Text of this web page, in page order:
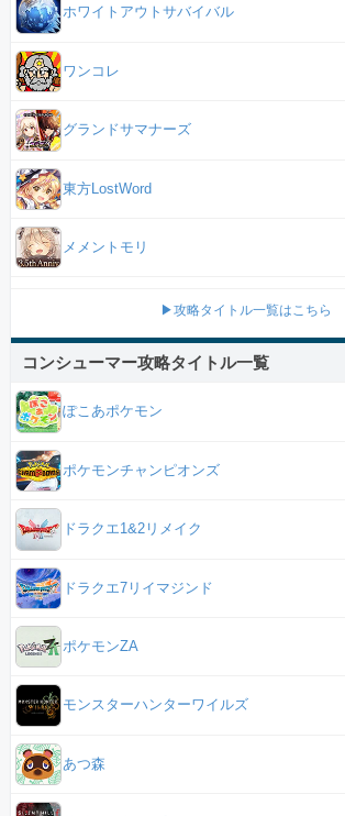
ホワイトアウトサバイバル
ワンコレ
グランドサマナーズ
東方LostWord
メメントモリ
▶攻略タイトル一覧はこちら
コンシューマー攻略タイトル一覧
ぽこあポケモン
ポケモンチャンピオンズ
ドラクエ1&2リメイク
ドラクエ7リイマジンド
ポケモンZA
モンスターハンターワイルズ
あつ森